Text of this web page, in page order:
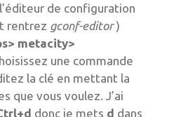
de configuration
rentrez gconf-editor)
metacity>
une commande
la clé en mettant la
que vous voulez. J’ai
donc je mets d dans